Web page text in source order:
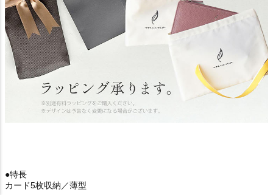
●特長
カード5枚収納／薄型